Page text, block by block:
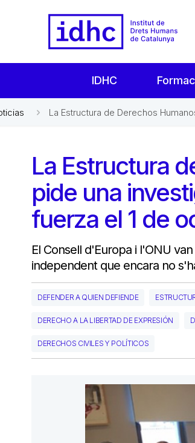
IDHC
La Estructura de Derechos
La Estructura
pide una
fuerza el 1 de
El Consell d'Europa i l'ONU
independent que encara no
DEFENDER A QUIEN DEFIENDE
DERECHO A LA LIBERTAD DE EXPRESIÓN
DERECHOS CIVILES Y POLÍTICOS